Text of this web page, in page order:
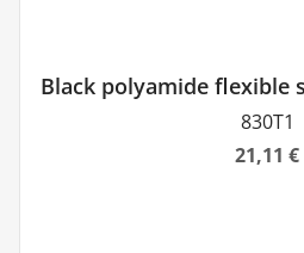
Black polyamide flexible
830T1
21,11 €